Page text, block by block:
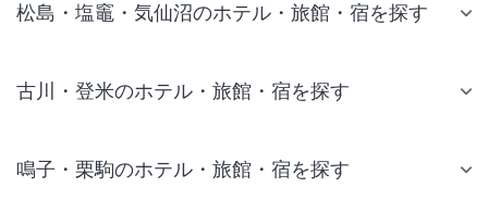
松島・塩竈・気仙沼のホテル・旅館・宿を探す
古川・登米のホテル・旅館・宿を探す
鳴子・栗駒のホテル・旅館・宿を探す